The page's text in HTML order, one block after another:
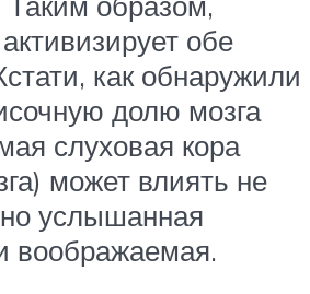
обе
как обнаружили
долю мозга
слуховая кора
может влиять не
услышанная
воображаемая.